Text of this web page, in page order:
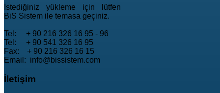
İstediğiniz yükleme için lütfen
BiS Sistem ile temasa geçiniz.
Tel: + 90 216 326 16 95 - 96
Tel: + 90 541 326 16 95
Fax: + 90 216 326 16 15
Email: info@bissistem.com
İletişim